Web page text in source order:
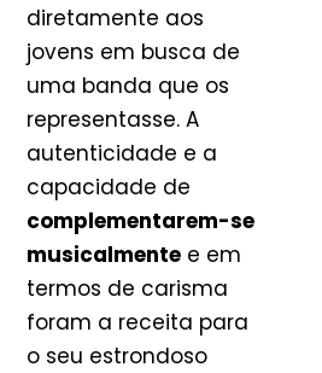
diretamente aos
jovens em busca de
uma banda que os
representasse. A
autenticidade e a
capacidade de
complementarem-se
musicalmente e em
termos de carisma
foram a receita para
o seu estrondoso